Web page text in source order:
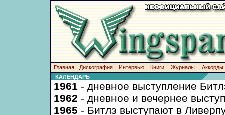
Главная Дискография Интервью Книги Журналы
Аккорды
КАЛЕНДАРЬ